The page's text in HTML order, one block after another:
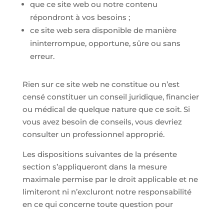
que ce site web ou notre contenu
répondront à vos besoins ;
ce site web sera disponible de manière
ininterrompue, opportune, sûre ou sans
erreur.
Rien sur ce site web ne constitue ou n’est
censé constituer un conseil juridique, financier
ou médical de quelque nature que ce soit. Si
vous avez besoin de conseils, vous devriez
consulter un professionnel approprié.
Les dispositions suivantes de la présente
section s’appliqueront dans la mesure
maximale permise par le droit applicable et ne
limiteront ni n’excluront notre responsabilité
en ce qui concerne toute question pour